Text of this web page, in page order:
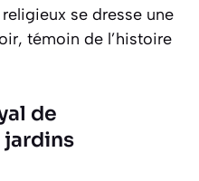
se dresse une
témoin de l’histoire
de
jardins